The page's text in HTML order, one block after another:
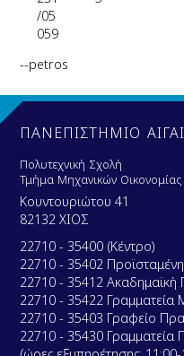
/05
059
--petros
ΠΑΝΕΠΙΣΤΗΜΙΟ
Πολυτεχνική Σχολή
Τμήμα Μηχανικών Οικονομίας
Κουντουριώτου 41
82132 ΧΙΟΣ
22710 - 35400 (Κέντρο)
22710 - 35402
22710 - 35412 Ακαδημαϊκή
22710 - 35422 Γραμματεία
22710 - 35403 Γραφείο
22710 - 35430 Γραμματεία